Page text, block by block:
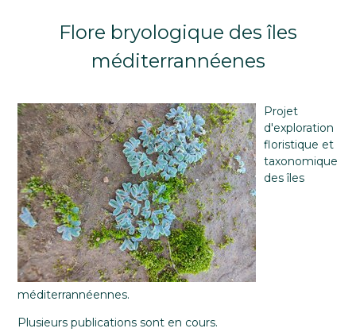
Flore bryologique des îles
méditerrannéenes
Projet
d'exploration
floristique et
taxonomique
des îles
méditerrannéennes.
Plusieurs publications sont en cours.